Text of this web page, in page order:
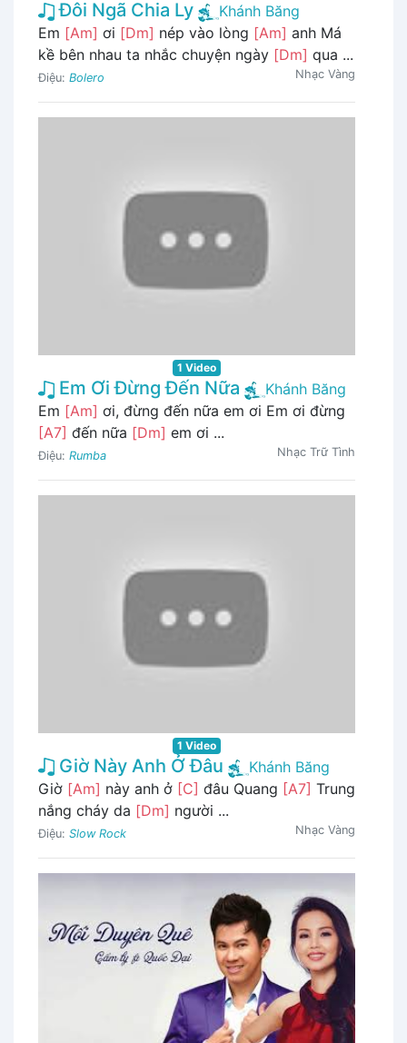
Đôi Ngã Chia Ly
Khánh Băng
Em [Am] ơi [Dm] nép vào lòng [Am] anh Má
kề bên nhau ta nhắc chuyện ngày [Dm] qua ...
Điệu: Bolero Nhạc Vàng
1 Video
Em Ơi Đừng Đến Nữa
Khánh Băng
Em [Am] ơi, đừng đến nữa em ơi Em ơi đừng
[A7] đến nữa [Dm] em ơi ...
Điệu: Rumba Nhạc Trữ Tình
1 Video
Giờ Này Anh Ở Đâu
Khánh Băng
Giờ [Am] này anh ở [C] đâu Quang [A7] Trung
nắng cháy da [Dm] người ...
Điệu: Slow Rock Nhạc Vàng